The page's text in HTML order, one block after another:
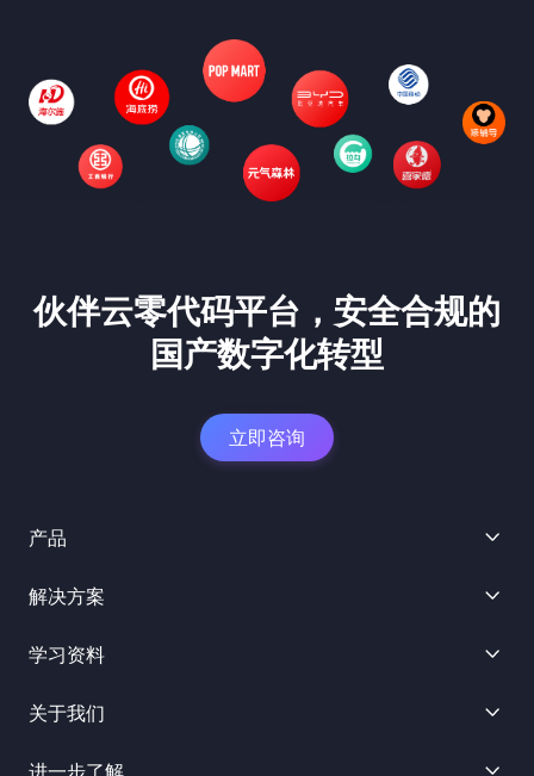
伙伴云零代码平台，安全合规的
国产数字化转型
立即咨询
产品
解决方案
学习资料
关于我们